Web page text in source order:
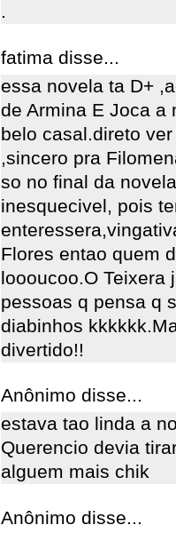
.
fatima disse...
essa novela ta D+
de Armina E Joca a
belo casal.direto
,sincero pra
so no final da
inesquecivel, pois
Flores entao quem
loooucoo.O Teixera
pessoas q pensa q
diabinhos
divertido!!
Anônimo disse...
estava tao linda a
Querencio devia
alguem mais chik
Anônimo disse...